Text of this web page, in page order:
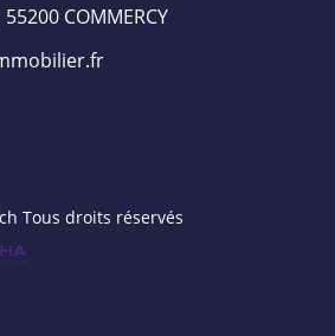
COMMERCY
Tous droits réservés